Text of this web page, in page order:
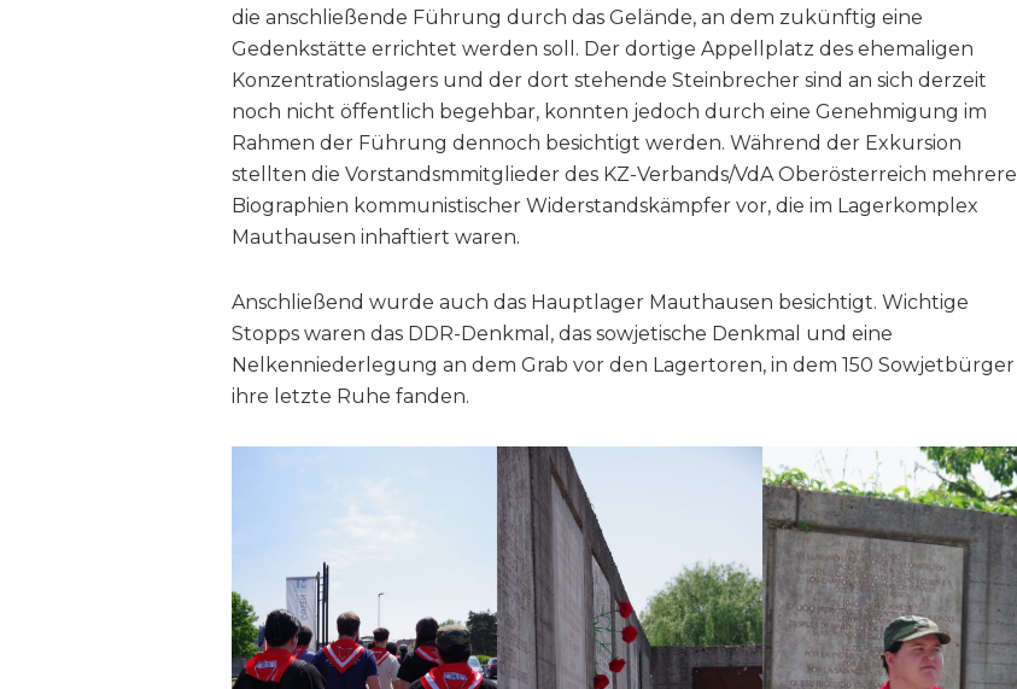
die anschließende Führung durch das Gelände, an dem zukünftig eine
Gedenkstätte errichtet werden soll. Der dortige Appellplatz des ehemaligen
Konzentrationslagers und der dort stehende Steinbrecher sind an sich derzeit
noch nicht öffentlich begehbar, konnten jedoch durch eine Genehmigung im
Rahmen der Führung dennoch besichtigt werden. Während der Exkursion
stellten die Vorstandsmmitglieder des KZ-Verbands/VdA Oberösterreich mehrere
Biographien kommunistischer Widerstandskämpfer vor, die im Lagerkomplex
Mauthausen inhaftiert waren.
Anschließend wurde auch das Hauptlager Mauthausen besichtigt. Wichtige
Stopps waren das DDR-Denkmal, das sowjetische Denkmal und eine
Nelkenniederlegung an dem Grab vor den Lagertoren, in dem 150 Sowjetbürger
ihre letzte Ruhe fanden.